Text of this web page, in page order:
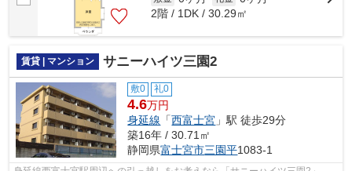
2階 / 1DK / 30.29㎡
賃貸 | マンション サニーハイツ三園2
敷0 礼0
4.6万円
身延線 「西富士宮 」駅 徒歩29分
築16年 / 30.71㎡
静岡県富士宮市三園平1083-1